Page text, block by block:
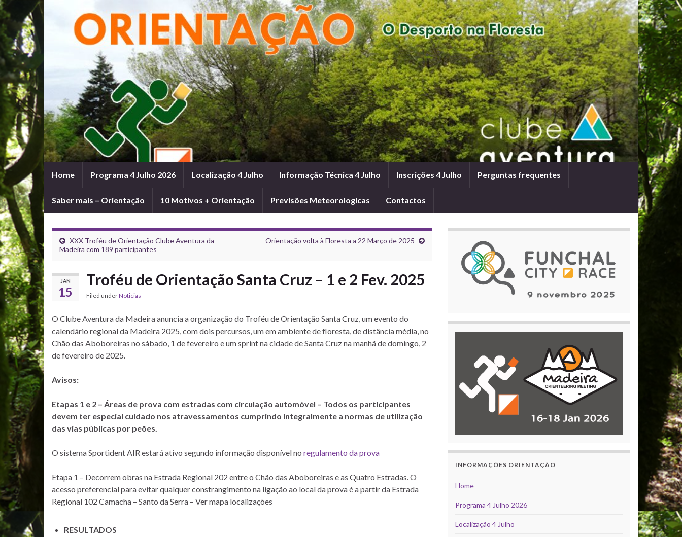
Home Programa 4 Julho 2026 Localização 4 Julho Informação Técnica 4 Julho Inscrições 4 Julho Perguntas frequentes
Saber mais – Orientação 10 Motivos + Orientação Previsões Meteorologicas Contactos
XXX Troféu de Orientação Clube Aventura da
Madeira com 189 participantes
Orientação volta à Floresta a 22 Março de 2025
JAN
15
Troféu de Orientação Santa Cruz – 1 e 2 Fev. 2025
Filed underNoticias
O Clube Aventura da Madeira anuncia a organização do Troféu de Orientação Santa Cruz, um evento do
calendário regional da Madeira 2025, com dois percursos, um em ambiente de floresta, de distância média, no
Chão das Aboboreiras no sábado, 1 de fevereiro e um sprint na cidade de Santa Cruz na manhã de domingo, 2
de fevereiro de 2025.
Avisos:
Etapas 1 e 2 – Áreas de prova com estradas com circulação automóvel – Todos os participantes
devem ter especial cuidado nos atravessamentos cumprindo integralmente a normas de utilização
das vias públicas por peões.
O sistema Sportident AIR estará ativo segundo informação disponível no regulamento da prova
Etapa 1 – Decorrem obras na Estrada Regional 202 entre o Chão das Aboboreiras e as Quatro Estradas. O
acesso preferencial para evitar qualquer constrangimento na ligação ao local da prova é a partir da Estrada
Regional 102 Camacha – Santo da Serra – Ver mapa localizações
RESULTADOS
INFORMAÇÕES ORIENTAÇÃO
Home
Programa 4 Julho 2026
Localização 4 Julho